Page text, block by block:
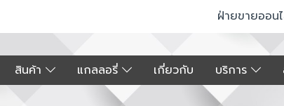
ฝ่ายขายออน
สินค้า แกลลอรี่ เกี่ยวกับ บริการ